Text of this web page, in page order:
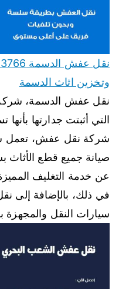
وتخزين اثاث الدسمة
نقل عفش الدسمة، شركة
التي أثبتت جدارتها
شركة نقل عفش، تعمل
صيانة جميع قطع
عن خدمة التغليف
في ذلك، بالإضافة إلى
سيارات النقل